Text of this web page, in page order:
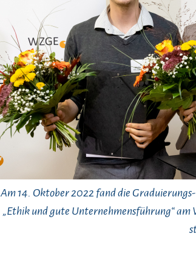
Am 14. Oktober 2022 fand die
„Ethik und gute Unternehmensführung“